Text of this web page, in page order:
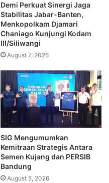
Demi Perkuat Sinergi Jaga
Stabilitas Jabar-Banten,
Menkopolkam Djamari
Chaniago Kunjungi Kodam
III/Siliwangi
August 7, 2026
SIG Mengumumkan
Kemitraan Strategis Antara
Semen Kujang dan PERSIB
Bandung
August 5, 2026